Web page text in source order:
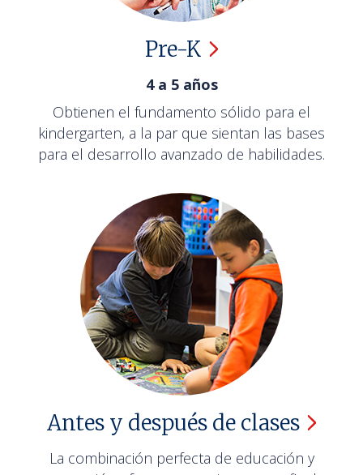
Pre-K
4 a 5 años
Obtienen el fundamento sólido para el
kindergarten, a la par que sientan las bases
para el desarrollo avanzado de habilidades.
Antes y después de clases
La combinación perfecta de educación y